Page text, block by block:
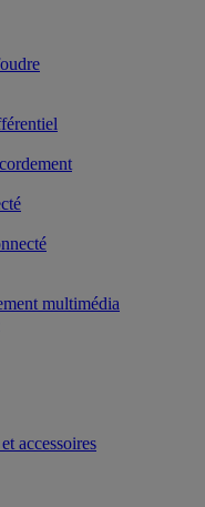
multimédia
accessoires